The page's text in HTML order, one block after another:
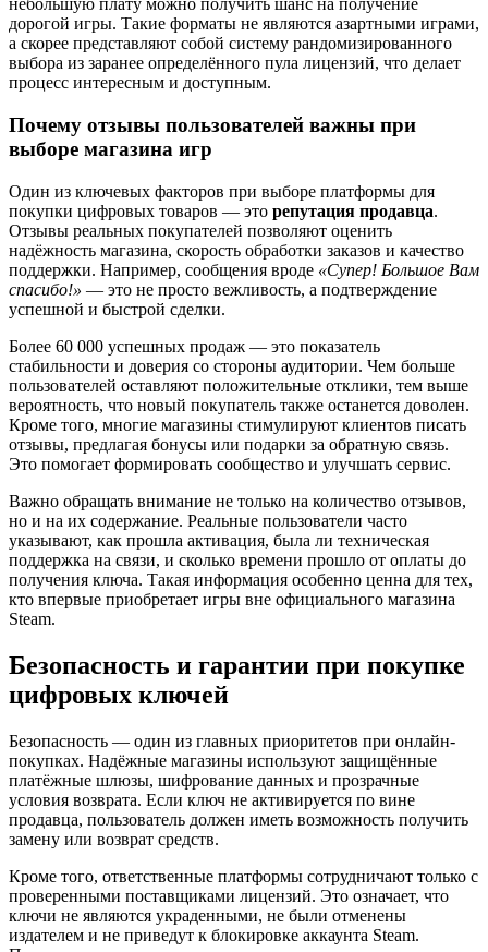
небольшую плату можно получить шанс на получение
дорогой игры. Такие форматы не являются азартными играми,
а скорее представляют собой систему рандомизированного
выбора из заранее определённого пула лицензий, что делает
процесс интересным и доступным.
Почему отзывы пользователей важны при
выборе магазина игр
Один из ключевых факторов при выборе платформы для
покупки цифровых товаров — это репутация продавца.
Отзывы реальных покупателей позволяют оценить
надёжность магазина, скорость обработки заказов и качество
поддержки. Например, сообщения вроде «Супер! Большое Вам
спасибо!» — это не просто вежливость, а подтверждение
успешной и быстрой сделки.
Более 60 000 успешных продаж — это показатель
стабильности и доверия со стороны аудитории. Чем больше
пользователей оставляют положительные отклики, тем выше
вероятность, что новый покупатель также останется доволен.
Кроме того, многие магазины стимулируют клиентов писать
отзывы, предлагая бонусы или подарки за обратную связь.
Это помогает формировать сообщество и улучшать сервис.
Важно обращать внимание не только на количество отзывов,
но и на их содержание. Реальные пользователи часто
указывают, как прошла активация, была ли техническая
поддержка на связи, и сколько времени прошло от оплаты до
получения ключа. Такая информация особенно ценна для тех,
кто впервые приобретает игры вне официального магазина
Steam.
Безопасность и гарантии при покупке
цифровых ключей
Безопасность — один из главных приоритетов при онлайн-
покупках. Надёжные магазины используют защищённые
платёжные шлюзы, шифрование данных и прозрачные
условия возврата. Если ключ не активируется по вине
продавца, пользователь должен иметь возможность получить
замену или возврат средств.
Кроме того, ответственные платформы сотрудничают только с
проверенными поставщиками лицензий. Это означает, что
ключи не являются украденными, не были отменены
издателем и не приведут к блокировке аккаунта Steam.